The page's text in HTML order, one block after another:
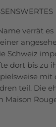
verrät
Schweiz
dort bis zu
mit
teil. Die
Maison